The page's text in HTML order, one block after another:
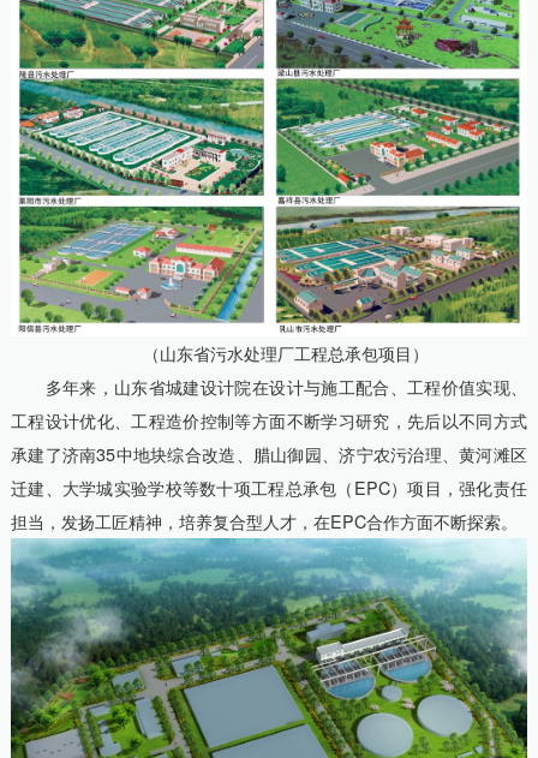
（山东省污水处理厂工程总承包项目）
多年来，山东省城建设计院在设计与施工配合、工程价值实现、
工程设计优化、工程造价控制等方面不断学习研究，先后以不同方式
承建了济南35中地块综合改造、腊山御园、济宁农污治理、黄河滩区
迁建、大学城实验学校等数十项工程总承包（EPC）项目，强化责任
担当，发扬工匠精神，培养复合型人才，在EPC合作方面不断探索。